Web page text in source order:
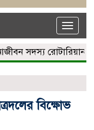
Toggle
সদস্য রোটারিয়ান
বিক্ষোভ